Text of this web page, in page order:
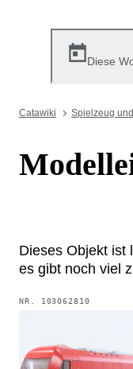
Diese
Catawiki Spielzeug
Dieses Objekt ist
es gibt noch viel
NR. 103062810